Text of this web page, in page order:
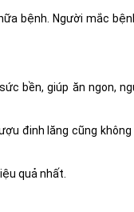
bệnh. Người mắc
bền, giúp ăn ngon,
đinh lăng cũng
quả nhất.